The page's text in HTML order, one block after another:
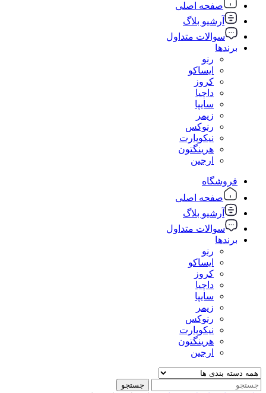
صفحه اصلی
آرشیو بلاگ
سوالات متداول
برندها
رنو
ایساکو
کروز
داچیا
سایپا
زیمر
رنوکس
نیکوپارت
هرینگتون
ارجین
فروشگاه
صفحه اصلی
آرشیو بلاگ
سوالات متداول
برندها
رنو
ایساکو
کروز
داچیا
سایپا
زیمر
رنوکس
نیکوپارت
هرینگتون
ارجین
جستجو